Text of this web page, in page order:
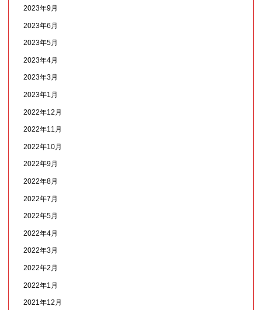
2023年9月
2023年6月
2023年5月
2023年4月
2023年3月
2023年1月
2022年12月
2022年11月
2022年10月
2022年9月
2022年8月
2022年7月
2022年5月
2022年4月
2022年3月
2022年2月
2022年1月
2021年12月